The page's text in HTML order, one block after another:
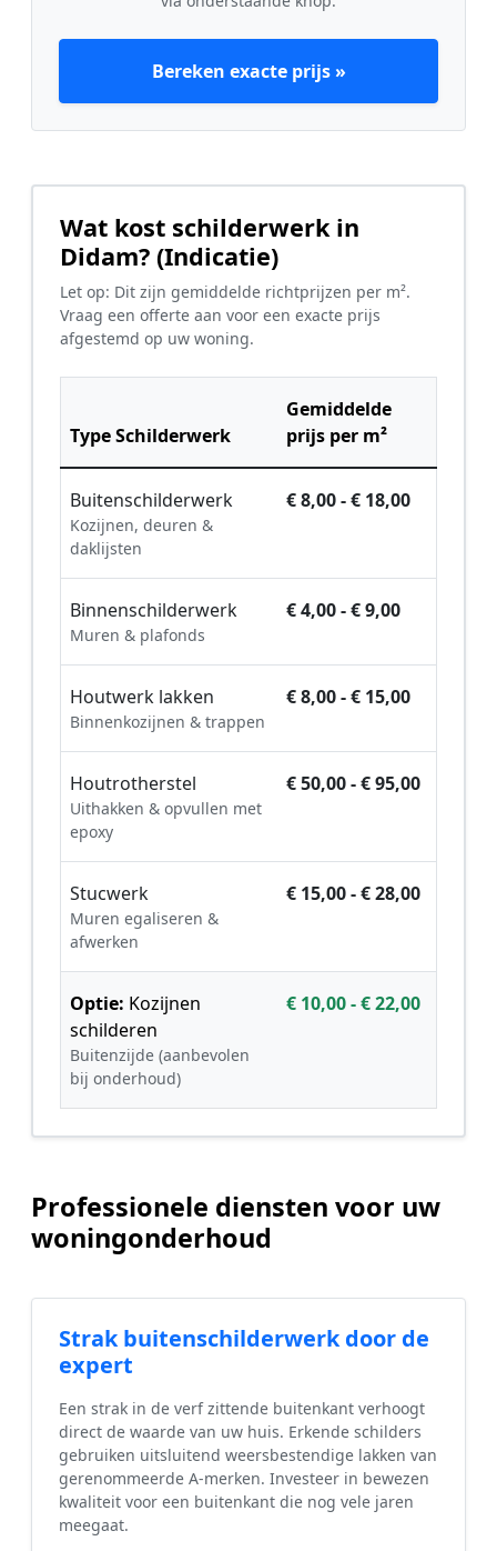
Bereken exacte prijs »
Wat kost schilderwerk in
Didam? (Indicatie)
Let op: Dit zijn gemiddelde richtprijzen per m².
Vraag een offerte aan voor een exacte prijs
afgestemd op uw woning.
Type Schilderwerk
Gemiddelde
prijs per m²
Buitenschilderwerk
Kozijnen, deuren &
daklijsten
€ 8,00 - € 18,00
Binnenschilderwerk
Muren & plafonds
€ 4,00 - € 9,00
Houtwerk lakken
Binnenkozijnen & trappen
€ 8,00 - € 15,00
Houtrotherstel
Uithakken & opvullen met
epoxy
€ 50,00 - € 95,00
Stucwerk
Muren egaliseren &
afwerken
€ 15,00 - € 28,00
Optie: Kozijnen
schilderen
Buitenzijde (aanbevolen
bij onderhoud)
€ 10,00 - € 22,00
Professionele diensten voor uw
woningonderhoud
Strak buitenschilderwerk door de
expert
Een strak in de verf zittende buitenkant verhoogt
direct de waarde van uw huis. Erkende schilders
gebruiken uitsluitend weersbestendige lakken van
gerenommeerde A-merken. Investeer in bewezen
kwaliteit voor een buitenkant die nog vele jaren
meegaat.